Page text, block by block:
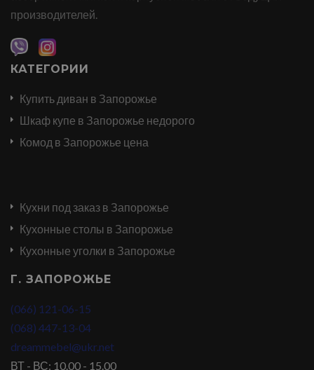
производителей.
КАТЕГОРИИ
Купить диван в Запорожье
Шкаф купе в Запорожье недорого
Комод в Запорожье цена
Кухни под заказ в Запорожье
Кухонные столы в Запорожье
Кухонные уголки в Запорожье
Г. ЗАПОРОЖЬЕ
(066) 121-06-15
(068) 447-13-04
dreammebel@ukr.net
ВТ - ВС: 10.00 - 15.00